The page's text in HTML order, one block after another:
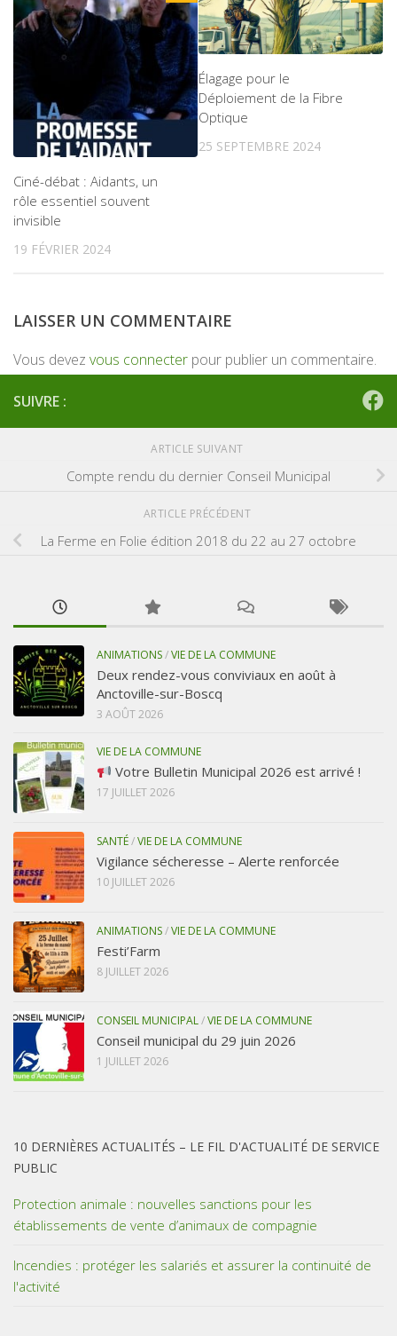
Ciné-débat : Aidants, un
rôle essentiel souvent
invisible
19 FÉVRIER 2024
Élagage pour le
Déploiement de la Fibre
Optique
25 SEPTEMBRE 2024
LAISSER UN COMMENTAIRE
Vous devez vous connecter pour publier un commentaire.
SUIVRE :
ARTICLE SUIVANT
Compte rendu du dernier Conseil Municipal
ARTICLE PRÉCÉDENT
La Ferme en Folie édition 2018 du 22 au 27 octobre
ANIMATIONS/VIE DE LA COMMUNE
Deux rendez-vous conviviaux en août à
Anctoville-sur-Boscq
3 AOÛT 2026
VIE DE LA COMMUNE
Votre Bulletin Municipal 2026 est arrivé !
17 JUILLET 2026
SANTÉ/VIE DE LA COMMUNE
Vigilance sécheresse – Alerte renforcée
10 JUILLET 2026
ANIMATIONS/VIE DE LA COMMUNE
Festi’Farm
8 JUILLET 2026
CONSEIL MUNICIPAL/VIE DE LA COMMUNE
Conseil municipal du 29 juin 2026
1 JUILLET 2026
10 DERNIÈRES ACTUALITÉS – LE FIL D'ACTUALITÉ DE SERVICE
PUBLIC
Protection animale : nouvelles sanctions pour les
établissements de vente d’animaux de compagnie
Incendies : protéger les salariés et assurer la continuité de
l'activité